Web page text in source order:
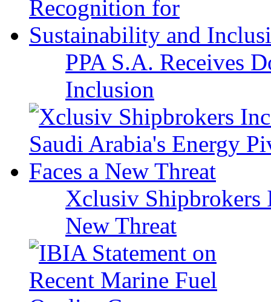
PPA S.A. Receives
Inclusion
Xclusiv Shipbrokers
New Threat